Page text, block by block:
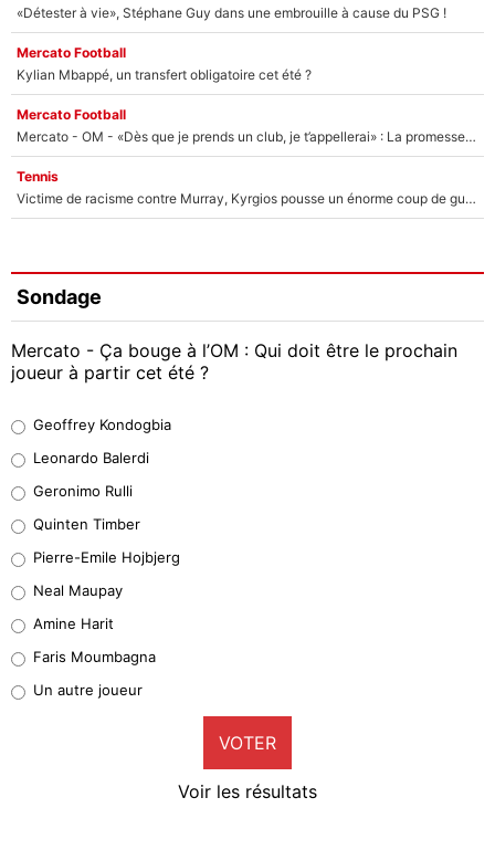
«Détester à vie», Stéphane Guy dans une embrouille à cause du PSG !
Mercato Football
Kylian Mbappé, un transfert obligatoire cet été ?
Mercato Football
Mercato - OM - «Dès que je prends un club, je t’appellerai» : La promesse de Marcelino au moment de claquer la porte
Tennis
Victime de racisme contre Murray, Kyrgios pousse un énorme coup de gueule !
Sondage
Mercato - Ça bouge à l’OM : Qui doit être le prochain
joueur à partir cet été ?
38%
32%
5%
1%
9%
Geoffrey Kondogbia
Leonardo Balerdi
Geronimo Rulli
Quinten Timber
Pierre-Emile Hojbjerg
Neal Maupay
Amine Harit
Faris Moumbagna
Un autre joueur
VOTER
Voir les résultats